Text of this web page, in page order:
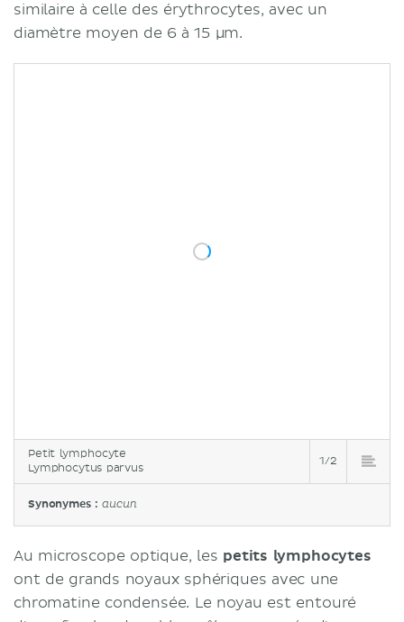
similaire à celle des érythrocytes, avec un
diamètre moyen de 6 à 15 µm.
Petit lymphocyte
Lymphocytus parvus
1/2
Synonymes :aucun
Au microscope optique, les petits lymphocytes
ont de grands noyaux sphériques avec une
chromatine condensée. Le noyau est entouré